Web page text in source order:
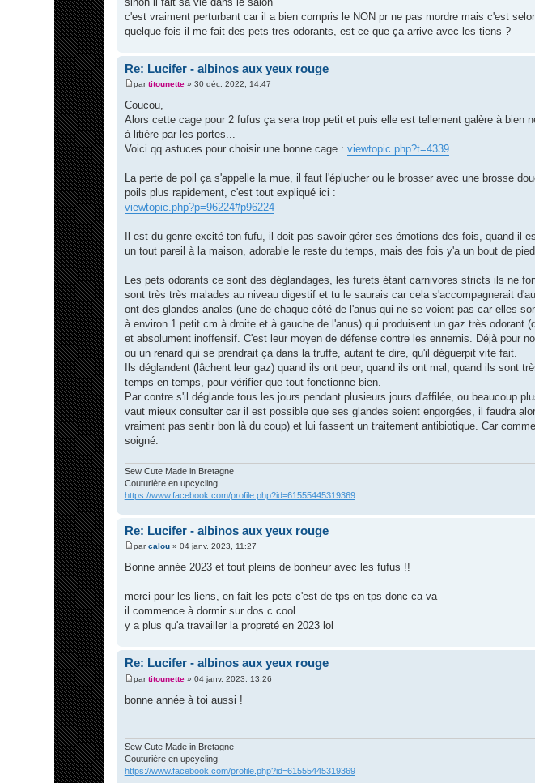
c'est vraiment perturbant car il a bien compris le NON pr ne pas mordre mais c'est
quelque fois il me fait des pets tres odorants, est ce que ça arrive avec les tiens ?
Re: Lucifer - albinos aux yeux rouge
M
s
s
a
g
e
partitounette» 30 déc. 2022, 14:47
Coucou,
Alors cette cage pour 2 fufus ça sera trop petit et puis elle est tellement galère à bien
à litière par les portes...
Voici qq astuces pour choisir une bonne cage : viewtopic.php?t=4339
La perte de poil ça s'appelle la mue, il faut l'éplucher ou le brosser avec une brosse
poils plus rapidement, c'est tout expliqué ici :
viewtopic.php?p=96224#p96224
Il est du genre excité ton fufu, il doit pas savoir gérer ses émotions des fois, quand il
un tout pareil à la maison, adorable le reste du temps, mais des fois y'a un bout de
Les pets odorants ce sont des déglandages, les furets étant carnivores stricts ils ne
sont très très malades au niveau digestif et tu le saurais car cela s'accompagnerait
ont des glandes anales (une de chaque côté de l'anus qui ne se voient pas car elles
à environ 1 petit cm à droite et à gauche de l'anus) qui produisent un gaz très odorant
et absolument inoffensif. C'est leur moyen de défense contre les ennemis. Déjà pour
ou un renard qui se prendrait ça dans la truffe, autant te dire, qu'il déguerpit vite fait.
Ils déglandent (lâchent leur gaz) quand ils ont peur, quand ils ont mal, quand ils sont
temps en temps, pour vérifier que tout fonctionne bien.
Par contre s'il déglande tous les jours pendant plusieurs jours d'affilée, ou beaucoup
vaut mieux consulter car il est possible que ses glandes soient engorgées, il faudra
vraiment pas sentir bon là du coup) et lui fassent un traitement antibiotique. Car
soigné.
Sew Cute Made in Bretagne
Couturière en upcycling
https://www.facebook.com/profile.php?id=61555445319369
Re: Lucifer - albinos aux yeux rouge
M
e
s
a
g
e
parcalou» 04 janv. 2023, 11:27
Bonne année 2023 et tout pleins de bonheur avec les fufus !!
merci pour les liens, en fait les pets c'est de tps en tps donc ca va
il commence à dormir sur dos c cool
y a plus qu'a travailler la propreté en 2023 lol
Re: Lucifer - albinos aux yeux rouge
M
s
e
partitounette» 04 janv. 2023, 13:26
bonne année à toi aussi !
Sew Cute Made in Bretagne
Couturière en upcycling
https://www.facebook.com/profile.php?id=61555445319369